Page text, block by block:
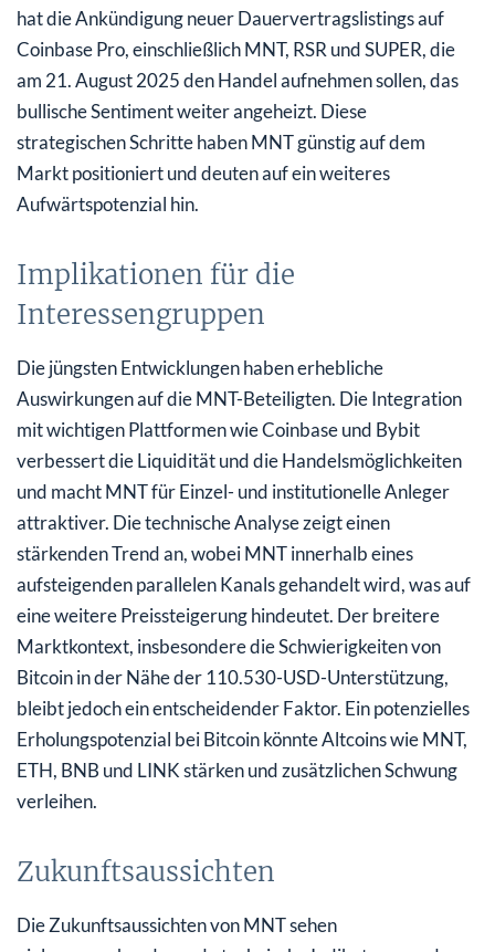
hat die Ankündigung neuer Dauervertragslistings auf
Coinbase Pro, einschließlich MNT, RSR und SUPER, die
am 21. August 2025 den Handel aufnehmen sollen, das
bullische Sentiment weiter angeheizt. Diese
strategischen Schritte haben MNT günstig auf dem
Markt positioniert und deuten auf ein weiteres
Aufwärtspotenzial hin.
Implikationen für die
Interessengruppen
Die jüngsten Entwicklungen haben erhebliche
Auswirkungen auf die MNT-Beteiligten. Die Integration
mit wichtigen Plattformen wie Coinbase und Bybit
verbessert die Liquidität und die Handelsmöglichkeiten
und macht MNT für Einzel- und institutionelle Anleger
attraktiver. Die technische Analyse zeigt einen
stärkenden Trend an, wobei MNT innerhalb eines
aufsteigenden parallelen Kanals gehandelt wird, was auf
eine weitere Preissteigerung hindeutet. Der breitere
Marktkontext, insbesondere die Schwierigkeiten von
Bitcoin in der Nähe der 110.530-USD-Unterstützung,
bleibt jedoch ein entscheidender Faktor. Ein potenzielles
Erholungspotenzial bei Bitcoin könnte Altcoins wie MNT,
ETH, BNB und LINK stärken und zusätzlichen Schwung
verleihen.
Zukunftsaussichten
Die Zukunftsaussichten von MNT sehen